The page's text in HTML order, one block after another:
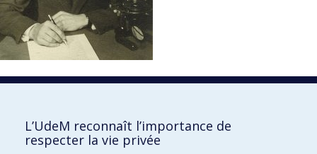
L’UdeM reconnaît l’importance de
respecter la vie privée